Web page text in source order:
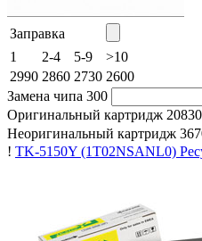
Заправка
1
2-4 5-9
>10
2990 2860 2730 2600
Замена чипа 300
Оригинальный картридж 20830
Неоригинальный картридж
! TK-5150Y (1T02NSANL0)